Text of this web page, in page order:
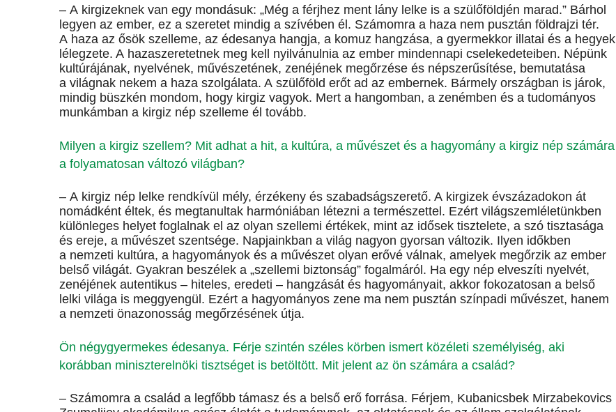
– A kirgizeknek van egy mondásuk: „Még a férjhez ment lány lelke is a szülőföldjén marad.” Bárhol
legyen az ember, ez a szeretet mindig a szívében él. Számomra a haza nem pusztán földrajzi tér.
A haza az ősök szelleme, az édesanya hangja, a komuz hangzása, a gyermekkor illatai és a hegyek
lélegzete. A hazaszeretetnek meg kell nyilvánulnia az ember mindennapi cselekedeteiben. Népünk
kultúrájának, nyelvének, művészetének, zenéjének megőrzése és népszerűsítése, bemutatása
a világnak nekem a haza szolgálata. A szülőföld erőt ad az embernek. Bármely országban is járok,
mindig büszkén mondom, hogy kirgiz vagyok. Mert a hangomban, a zenémben és a tudományos
munkámban a kirgiz nép szelleme él tovább.
Milyen a kirgiz szellem? Mit adhat a hit, a kultúra, a művészet és a hagyomány a kirgiz nép számára
a folyamatosan változó világban?
– A kirgiz nép lelke rendkívül mély, érzékeny és szabadságszerető. A kirgizek évszázadokon át
nomádként éltek, és megtanultak harmóniában létezni a természettel. Ezért világszemléletünkben
különleges helyet foglalnak el az olyan szellemi értékek, mint az idősek tisztelete, a szó tisztasága
és ereje, a művészet szentsége. Napjainkban a világ nagyon gyorsan változik. Ilyen időkben
a nemzeti kultúra, a hagyományok és a művészet olyan erővé válnak, amelyek megőrzik az ember
belső világát. Gyakran beszélek a „szellemi biztonság” fogalmáról. Ha egy nép elveszíti nyelvét,
zenéjének autentikus – hiteles, eredeti – hangzását és hagyományait, akkor fokozatosan a belső
lelki világa is meggyengül. Ezért a hagyományos zene ma nem pusztán színpadi művészet, hanem
a nemzeti önazonosság megőrzésének útja.
Ön négygyermekes édesanya. Férje szintén széles körben ismert közéleti személyiség, aki
korábban miniszterelnöki tisztséget is betöltött. Mit jelent az ön számára a család?
– Számomra a család a legfőbb támasz és a belső erő forrása. Férjem, Kubanicsbek Mirzabekovics